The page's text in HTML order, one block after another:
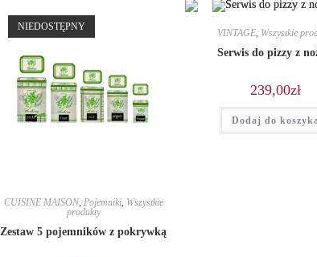
NIEDOSTĘPNY
CUISINE MAISON, Pojemniki, Wszystkie
produkty
Zestaw 5 pojemników z pokrywką
VINTAGE, Wszystkie
Serwis do pizzy z
239,00zł
Dodaj do